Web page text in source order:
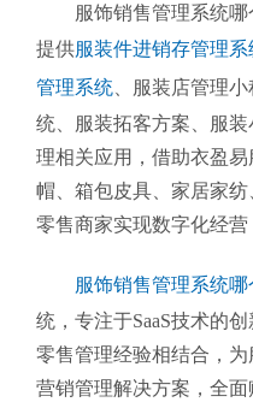
服饰销售管理系统
提供服装件进销存管理系
管理系统
服装店管理
统、服装拓客方案、服
理相关应用，借助衣盈
帽、箱包皮具、家居家
零售商家实现数字化经营
服饰销售管理系统哪
统 ，专注于SaaS技术的
零售管理经验相结合，
营销管理解决方案，全